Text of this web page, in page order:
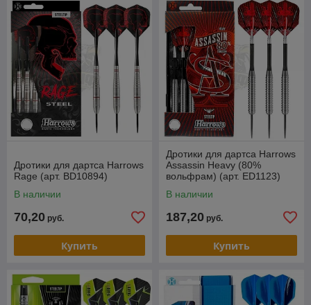
Дротики для дартса Harrows
Rage (арт. BD10894)
В наличии
70,20 руб.
Купить
Дротики для дартса Harrows
Assassin Heavy (80%
вольфрам) (арт. ED1123)
В наличии
187,20 руб.
Купить